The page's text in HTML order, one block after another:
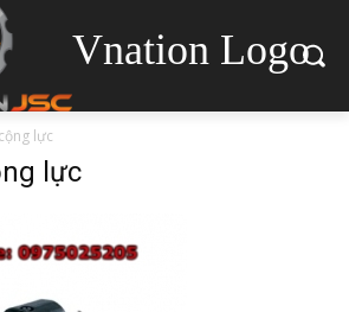
Vnation Logo
lực
lực